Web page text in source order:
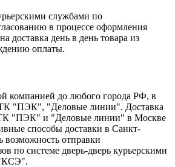
службами по
в процессе оформления
доставка день в день товара из
оплаты.
компанией до любого города РФ, в
ТК "ПЭК", "Деловые линии". Доставка
ТК "ПЭК" и "Деловые линии" в Москве
способы доставки в Санкт-
возможность отправки
по системе дверь-дверь курьерскими